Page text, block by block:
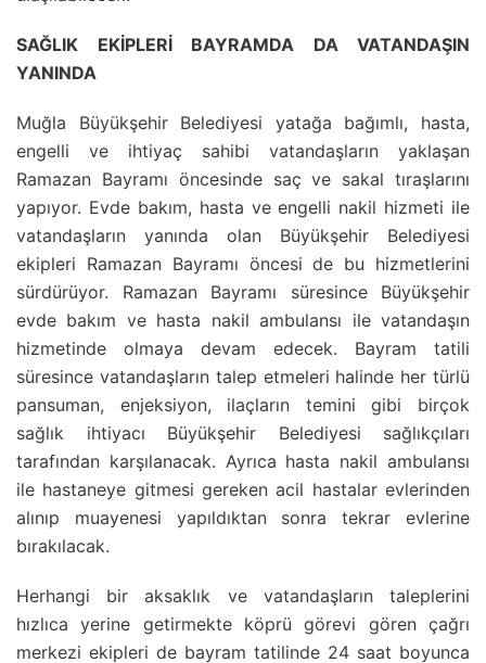
SAĞLIK EKİPLERİ BAYRAMDA DA VATANDAŞIN
YANINDA
Muğla Büyükşehir Belediyesi yatağa bağımlı, hasta,
engelli ve ihtiyaç sahibi vatandaşların yaklaşan
Ramazan Bayramı öncesinde saç ve sakal tıraşlarını
yapıyor. Evde bakım, hasta ve engelli nakil hizmeti ile
vatandaşların yanında olan Büyükşehir Belediyesi
ekipleri Ramazan Bayramı öncesi de bu hizmetlerini
sürdürüyor. Ramazan Bayramı süresince Büyükşehir
evde bakım ve hasta nakil ambulansı ile vatandaşın
hizmetinde olmaya devam edecek. Bayram tatili
süresince vatandaşların talep etmeleri halinde her türlü
pansuman, enjeksiyon, ilaçların temini gibi birçok
sağlık ihtiyacı Büyükşehir Belediyesi sağlıkçıları
tarafından karşılanacak. Ayrıca hasta nakil ambulansı
ile hastaneye gitmesi gereken acil hastalar evlerinden
alınıp muayenesi yapıldıktan sonra tekrar evlerine
bırakılacak.
Herhangi bir aksaklık ve vatandaşların taleplerini
hızlıca yerine getirmekte köprü görevi gören çağrı
merkezi ekipleri de bayram tatilinde 24 saat boyunca